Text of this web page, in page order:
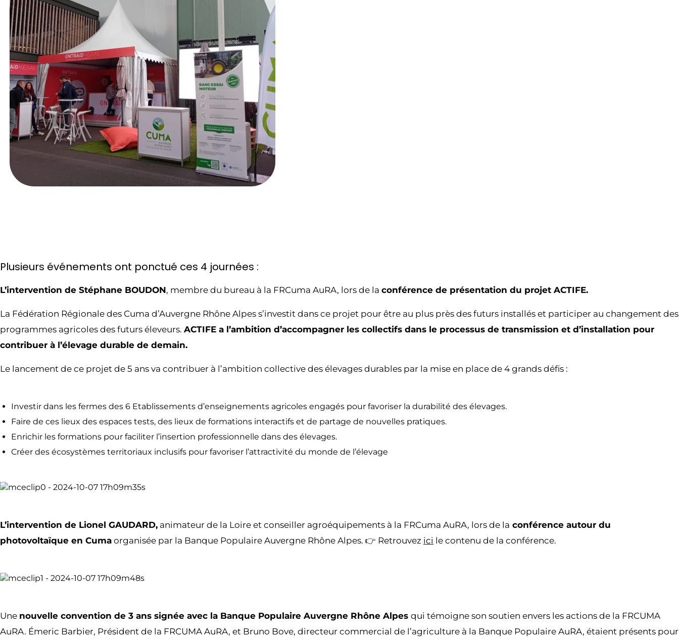
Plusieurs événements ont ponctué ces 4 journées :
L’intervention de Stéphane BOUDON, membre du bureau à la FRCuma AuRA, lors de la conférence de présentation du projet ACTIFE.
La Fédération Régionale des Cuma d’Auvergne Rhône Alpes s’investit dans ce projet pour être au plus près des futurs installés et participer au changement des
programmes agricoles des futurs éleveurs. ACTIFE a l’ambition d’accompagner les collectifs dans le processus de transmission et d’installation pour
contribuer à l’élevage durable de demain.
Le lancement de ce projet de 5 ans va contribuer à l’ambition collective des élevages durables par la mise en place de 4 grands défis :
Investir dans les fermes des 6 Etablissements d’enseignements agricoles engagés pour favoriser la durabilité des élevages.
Faire de ces lieux des espaces tests, des lieux de formations interactifs et de partage de nouvelles pratiques.
Enrichir les formations pour faciliter l’insertion professionnelle dans des élevages.
Créer des écosystèmes territoriaux inclusifs pour favoriser l’attractivité du monde de l’élevage
L’intervention de Lionel GAUDARD, animateur de la Loire et conseiller agroéquipements à la FRCuma AuRA, lors de la conférence autour du
photovoltaïque en Cuma organisée par la Banque Populaire Auvergne Rhône Alpes. 👉 Retrouvez ici le contenu de la conférence.
Une nouvelle convention de 3 ans signée avec la Banque Populaire Auvergne Rhône Alpes qui témoigne son soutien envers les actions de la FRCUMA
AuRA. Émeric Barbier, Président de la FRCUMA AuRA, et Bruno Bove, directeur commercial de l’agriculture à la Banque Populaire AuRA, étaient présents pour